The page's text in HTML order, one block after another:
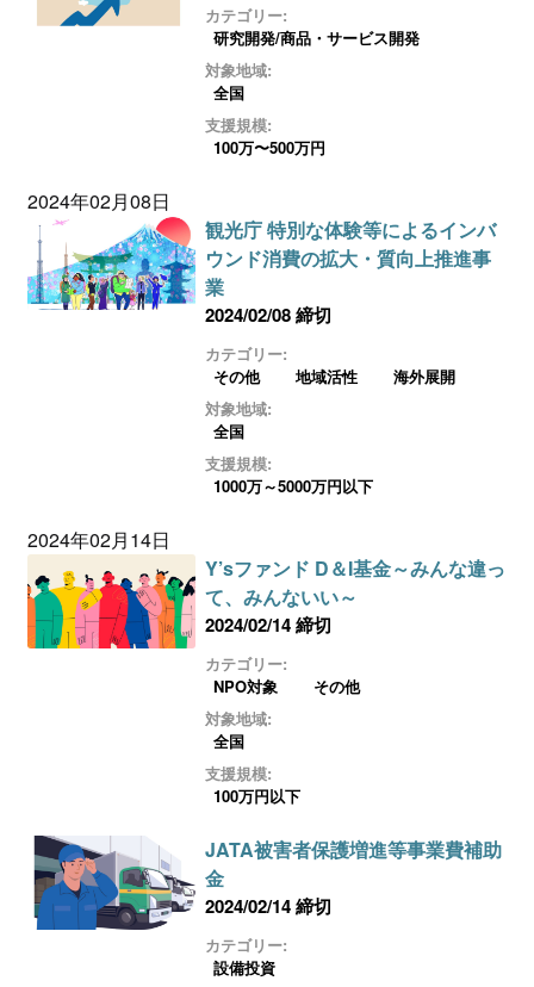
カテゴリー:
研究開発/商品・サービス開発
対象地域:
全国
支援規模:
100万〜500万円
2024年02月08日
観光庁 特別な体験等によるインバ
ウンド消費の拡大・質向上推進事
業
2024/02/08 締切
カテゴリー:
その他
地域活性
海外展開
対象地域:
全国
支援規模:
1000万～5000万円以下
2024年02月14日
Y’sファンド D＆I基金～みんな違っ
て、みんないい～
2024/02/14 締切
カテゴリー:
NPO対象
その他
対象地域:
全国
支援規模:
100万円以下
JATA被害者保護増進等事業費補助
金
2024/02/14 締切
カテゴリー:
設備投資